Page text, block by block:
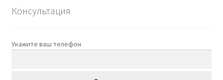
Консультация
Укажите ваш телефон